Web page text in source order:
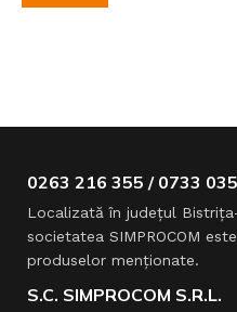
0263 216 355 / 0733
Localizată în judeţul
societatea SIMPROCOM
produselor menţionate.
S.C. SIMPROCOM S.R.L.